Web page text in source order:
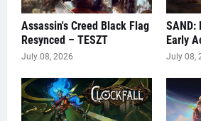
Assassin's Creed Black Flag
Resynced – TESZT
July 08, 2026
SAND:
Early
July 08,